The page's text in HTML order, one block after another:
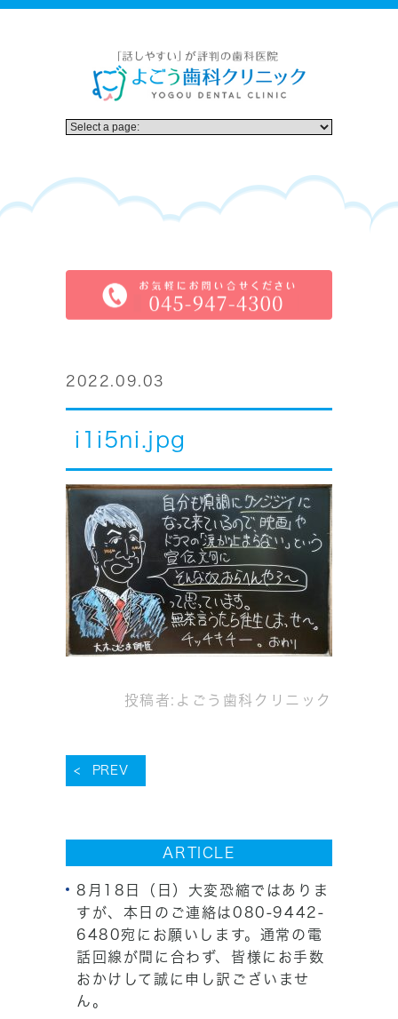
2022.09.03
i1i5ni.jpg
投稿者: よごう歯科クリニック
PREV
ARTICLE
8月18日（日）大変恐縮ではありま
すが、本日のご連絡は080-9442-
6480宛にお願いします。通常の電
話回線が間に合わず、皆様にお手数
おかけして誠に申し訳ございませ
ん。